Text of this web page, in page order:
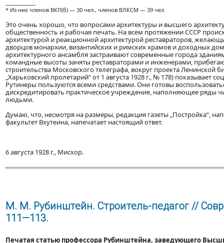
* Из них членов ВКП(б) — 30 чел., членов ВЛКСМ — 39 чел.
Это очень хорошо, что вопросами архитектуры и высшего
общественность и рабочая печать. На всем протяжении СССР
архитектурой и реакционной архитектурой реставраторов,
дворцов монархии, византийских и римских храмов и доходных
архитектурного ансамбля застраивают современные города
командные высоты заняты реставраторами и инженерами,
строительства Московского телеграфа, вокруг проекта Ленинской
„Харьковский пролетарий“ от 1 августа 1928 г., № 178) показывает
Рутинеры пользуются всеми средствами. Они готовы
дискредитировать практическое учреждение, наполняющее ряды
людьми.
Думаю, что, несмотря на размеры, редакция газеты „Постройка“,
факультет Вхутеина, напечатает настоящий ответ.
6 августа 1928 г., Мисхор.
М. М. Рубинштейн. Строитель-педагог //
111—113.
Печатая статью профессора Рубинштейна, заведующего